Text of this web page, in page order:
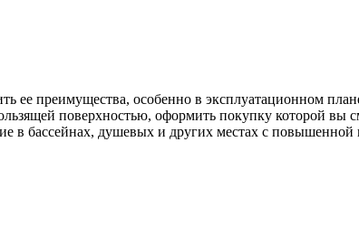
преимущества, особенно в эксплуатационном
поверхностью, оформить покупку которой вы
в бассейнах, душевых и других местах с